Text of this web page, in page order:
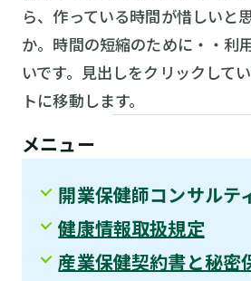
ら、作っている時間が惜しいと
か。時間の短縮のために・・利
いです。見出しをクリックして
トに移動します。
メニュー
開業保健師コンサルテ
健康情報取扱規定
産業保健契約書と秘密